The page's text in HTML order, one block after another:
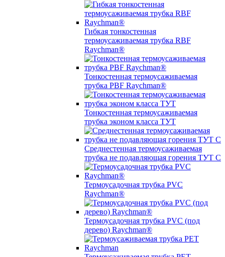
Гибкая тонкостенная
термоусаживаемая трубка RBF
Raychman®
Тонкостенная термоусаживаемая
трубка PBF Raychman®
Тонкостенная термоусаживаемая
трубка эконом класса ТУТ
Среднестенная термоусаживаемая
трубка не подавляющая горения ТУТ С
Термоусадочная трубка PVC
Raychman®
Термоусадочная трубка PVC (под
дерево) Raychman®